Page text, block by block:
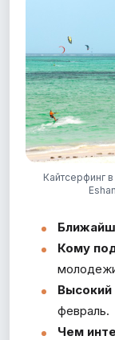
Кайтсерфинг
Кому
Высокий
февраль.
Чем